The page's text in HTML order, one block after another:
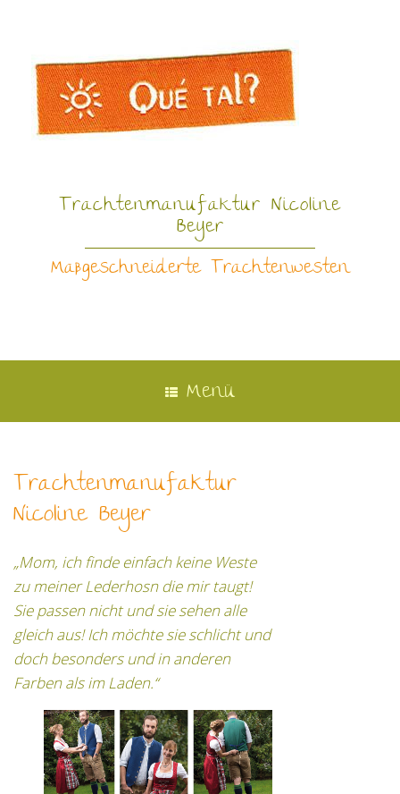
Trachtenmanufaktur Nicoline
Beyer
Maßgeschneiderte Trachtenwesten
Menü
Trachtenmanufaktur
Nicoline Beyer
„Mom, ich finde einfach keine Weste
zu meiner Lederhosn die mir taugt!
Sie passen nicht und sie sehen alle
gleich aus! Ich möchte sie schlicht und
doch besonders und in anderen
Farben als im Laden.“